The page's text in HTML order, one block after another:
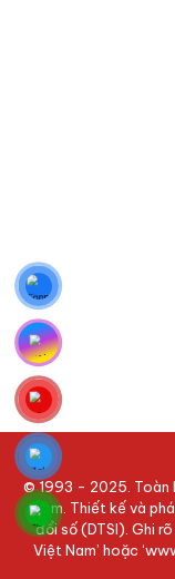
© 1993 - 2025. Toàn
Nam. Thiết kế và
đổi số (DTSI). Ghi
Việt Nam’ hoặc